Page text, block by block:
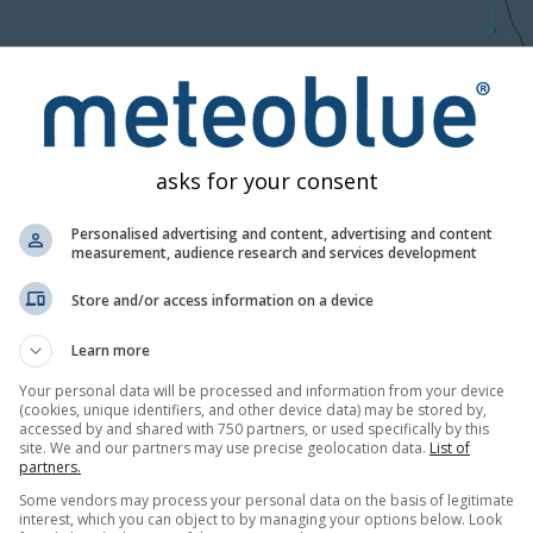
14:10 14:25 14:40 14:55 15:10 15:25 15:40
zeigt an, wo es gerade regnet oder schneit. Die Radarkarte
Farben zeigen die Intensität des Niederschlags oder
sehr starken Niederschlag an, der in der Regel mit
(nur Europa). Beachten Sie, dass Blitze in der Vorhersage
einige Länder kein Wetterradarnetz, und in diesen
die weniger genau sind als ein Echtzeit-Wetterradar.
ist die radargestützte Vorhersage?
wird berechnet, indem die Bewegung der vom Radar
wird. Dieser so genannte Niederschlags-Nowcast ist
auf etwa eine Stunde begrenzt. Längere Vorhersagen sind
bestehende verschwinden. Das reale Wetter ist komplexer
asks for your consent
Personalised advertising and content, advertising and content
measurement, audience research and services development
Store and/or access information on a device
Learn more
Your personal data will be processed and information from your device
(cookies, unique identifiers, and other device data) may be stored by,
accessed by and shared with 750 partners, or used specifically by this
site. We and our partners may use precise geolocation data. List of
partners.
Some vendors may process your personal data on the basis of legitimate
interest, which you can object to by managing your options below. Look